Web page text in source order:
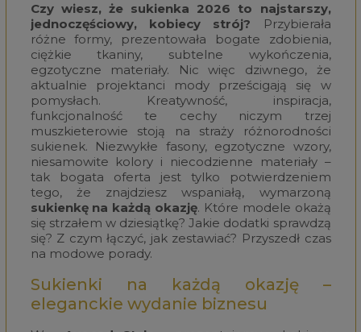
Czy wiesz, że sukienka 2026 to najstarszy,
jednoczęściowy, kobiecy strój?
Przybierała
różne formy, prezentowała bogate zdobienia,
ciężkie tkaniny, subtelne wykończenia,
egzotyczne materiały. Nic więc dziwnego, że
aktualnie projektanci mody prześcigają się w
pomysłach. Kreatywność, inspiracja,
funkcjonalność te cechy niczym trzej
muszkieterowie stoją na straży różnorodności
sukienek. Niezwykłe fasony, egzotyczne wzory,
niesamowite kolory i niecodzienne materiały –
tak bogata oferta jest tylko potwierdzeniem
tego, że znajdziesz wspaniałą, wymarzoną
sukienkę na każdą okazję. Które modele okażą
się strzałem w dziesiątkę? Jakie dodatki sprawdzą
się? Z czym łączyć, jak zestawiać? Przyszedł czas
na modowe porady.
Sukienki na każdą okazję –
eleganckie wydanie biznesu